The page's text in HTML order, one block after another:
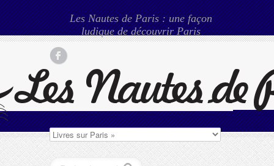
Les Nautes de Paris : une façon
ludique de découvrir Paris